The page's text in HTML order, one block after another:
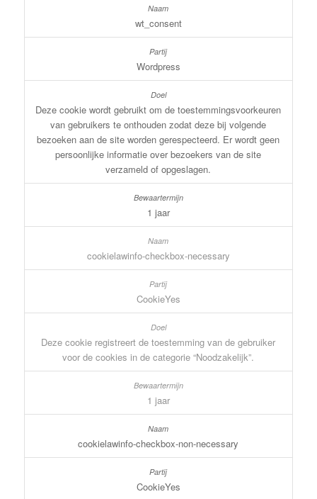
wt_consent
Wordpress
Deze cookie wordt gebruikt om de toestemmingsvoorkeuren
van gebruikers te onthouden zodat deze bij volgende
bezoeken aan de site worden gerespecteerd. Er wordt geen
persoonlijke informatie over bezoekers van de site
verzameld of opgeslagen.
1 jaar
cookielawinfo-checkbox-necessary
CookieYes
Deze cookie registreert de toestemming van de gebruiker
voor de cookies in de categorie “Noodzakelijk”.
1 jaar
cookielawinfo-checkbox-non-necessary
CookieYes